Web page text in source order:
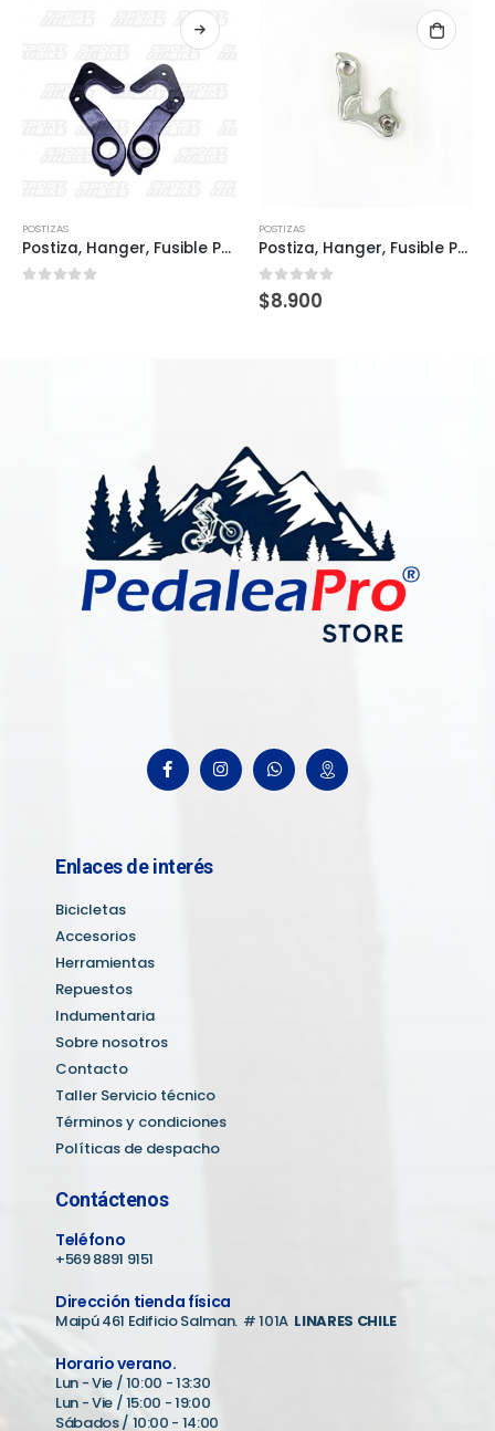
POSTIZAS
Postiza, Hanger, Fusible POS0070
POSTIZAS
Postiza, Hanger, Fusible POS0023
0 out of 5
$8.900
Enlaces de interés
Bicicletas
Accesorios
Herramientas
Repuestos
Indumentaria
Sobre nosotros
Contacto
Taller Servicio técnico
Términos y condiciones
Políticas de despacho
Contáctenos
Teléfono
+569 8891 9151
Dirección tienda física
Maipú 461 Edificio Salman. # 101A LINARES CHILE
Horario verano.
Lun - Vie / 10:00 - 13:30
Lun - Vie / 15:00 - 19:00
Sábados / 10:00 - 14:00